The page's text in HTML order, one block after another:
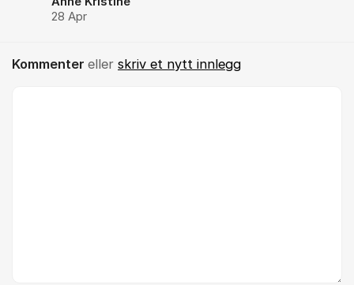
28 Apr
Kommenter eller skriv et nytt innlegg